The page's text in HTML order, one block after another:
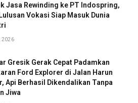
Jasa Rewinding ke PT Indospring,
Vokasi Siap Masuk Dunia
2026
Gresik Gerak Cepat Padamkan
Ford Explorer di Jalan Harun
Api Berhasil Dikendalikan Tanpa
Jiwa